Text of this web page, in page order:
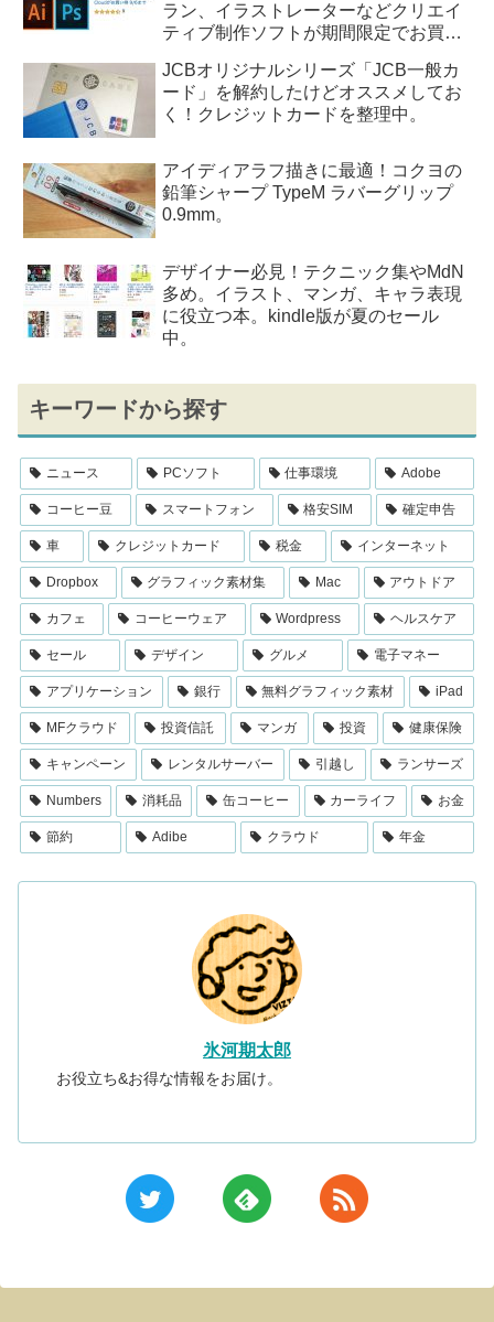
ラン、イラストレーターなどクリエイ
ティブ制作ソフトが期間限定でお買い
JCBオリジナルシリーズ「JCB一般カ
ード」を解約したけどオススメしてお
く！クレジットカードを整理中。
アイディアラフ描きに最適！コクヨの
鉛筆シャープ TypeM ラバーグリップ
0.9mm。
デザイナー必見！テクニック集やMdN
多め。イラスト、マンガ、キャラ表現
に役立つ本。kindle版が夏のセール
中。
キーワードから探す
ニュース PCソフト 仕事環境 Adobe
コーヒー豆 スマートフォン 格安SIM 確定申告
車 クレジットカード 税金 インターネット
Dropbox グラフィック素材集 Mac アウトドア
カフェ コーヒーウェア Wordpress ヘルスケア
セール デザイン グルメ 電子マネー
アプリケーション 銀行 無料グラフィック素材 iPad
MFクラウド 投資信託 マンガ 投資 健康保険
キャンペーン レンタルサーバー 引越し ランサーズ
Numbers 消耗品 缶コーヒー カーライフ お金
節約 Adibe クラウド 年金
氷河期太郎
お役立ち&お得な情報をお届け。